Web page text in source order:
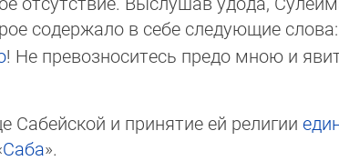
содержало в себе следующие слова:
! Не превозноситесь предо мною и
Сабейской и принятие ей религии
Саба».